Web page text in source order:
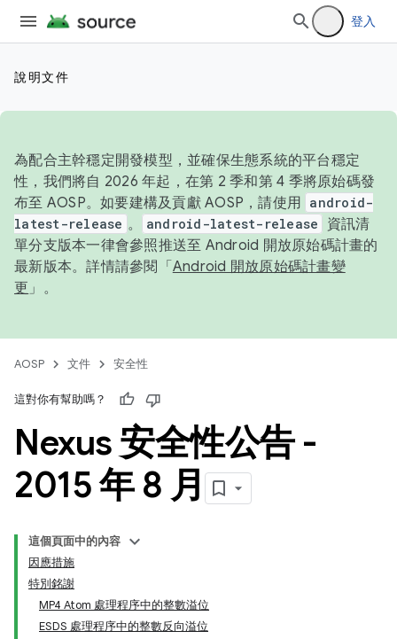
登入
說明文件
為配合主幹穩定開發模型，並確保生態系統的平台穩定
性，我們將自 2026 年起，在第 2 季和第 4 季將原始碼發
布至 AOSP。如要建構及貢獻 AOSP，請使用 android-
latest-release 。 android-latest-release
資訊清
單分支版本一律會參照推送至 Android 開放原始碼計畫的
最新版本。詳情請參閱「 Android 開放原始碼計畫變
更 」。
AOSP 文件 安全性
這對你有幫助嗎？
Nexus 安全性公告 -
2015 年 8 月
這個頁面中的內容
因應措施
特別銘謝
MP4 Atom 處理程序中的整數溢位
ESDS 處理程序中的整數反向溢位